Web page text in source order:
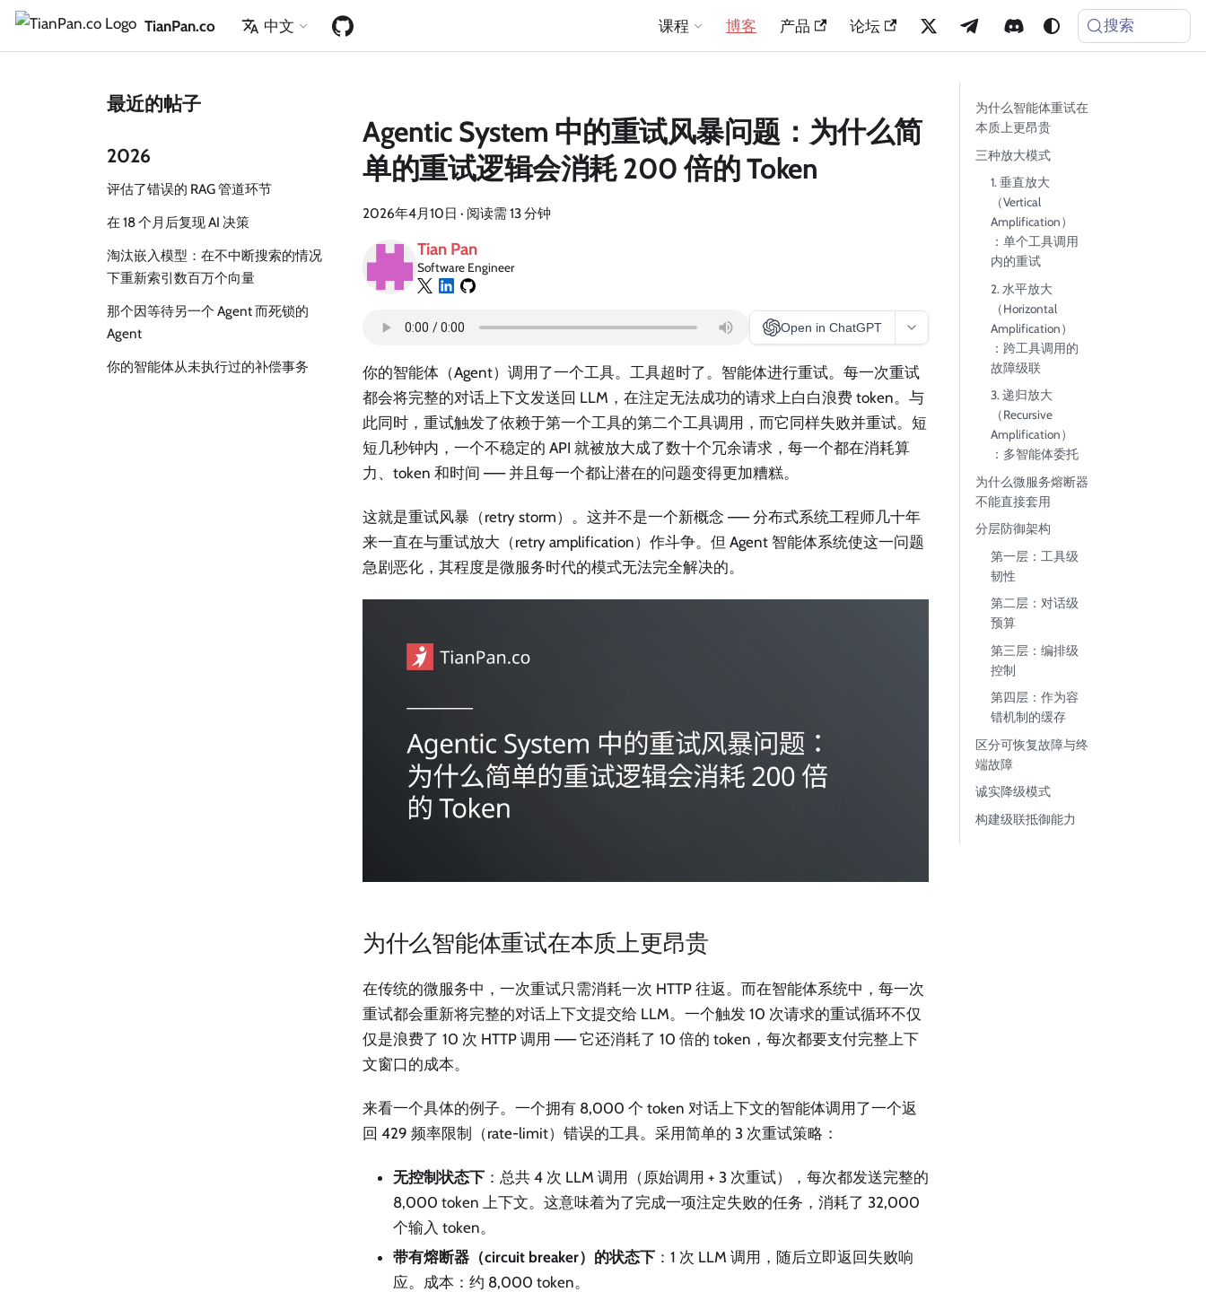
TianPan.co 中文 课程 博客 产品 论坛 搜索
最近的帖子
2026
评估了错误的 RAG 管道环节
在 18 个月后复现 AI 决策
淘汰嵌入模型：在不中断搜索的情况
下重新索引数百万个向量
那个因等待另一个 Agent 而死锁的
Agent
你的智能体从未执行过的补偿事务
Agentic System 中的重试风暴问题：为什么简
单的重试逻辑会消耗 200 倍的 Token
2026年4月10日 · 阅读需 13 分钟
Tian Pan
Software Engineer
Open in ChatGPT
你的智能体（Agent）调用了一个工具。工具超时了。智能体进行重试。每一次重试
都会将完整的对话上下文发送回 LLM，在注定无法成功的请求上白白浪费 token。与
此同时，重试触发了依赖于第一个工具的第二个工具调用，而它同样失败并重试。短
短几秒钟内，一个不稳定的 API 就被放大成了数十个冗余请求，每一个都在消耗算
力、token 和时间 —— 并且每一个都让潜在的问题变得更加糟糕。
这就是重试风暴（retry storm）。这并不是一个新概念 —— 分布式系统工程师几十年
来一直在与重试放大（retry amplification）作斗争。但 Agent 智能体系统使这一问题
急剧恶化，其程度是微服务时代的模式无法完全解决的。
为什么智能体重试在本质上更昂贵
在传统的微服务中，一次重试只需消耗一次 HTTP 往返。而在智能体系统中，每一次
重试都会重新将完整的对话上下文提交给 LLM。一个触发 10 次请求的重试循环不仅
仅是浪费了 10 次 HTTP 调用 —— 它还消耗了 10 倍的 token，每次都要支付完整上下
文窗口的成本。
来看一个具体的例子。一个拥有 8,000 个 token 对话上下文的智能体调用了一个返
回 429 频率限制（rate-limit）错误的工具。采用简单的 3 次重试策略：
无控制状态下 ：总共 4 次 LLM 调用（原始调用 + 3 次重试），每次都发送完整的
8,000 token 上下文。这意味着为了完成一项注定失败的任务，消耗了 32,000
个输入 token。
带有熔断器（circuit breaker）的状态下 ：1 次 LLM 调用，随后立即返回失败响
应。成本：约 8,000 token。
为什么智能体重试在
本质上更昂贵
三种放大模式
1. 垂直放大
（Vertical
Amplification）
：单个工具调用
内的重试
2. 水平放大
（Horizontal
Amplification）
：跨工具调用的
故障级联
3. 递归放大
（Recursive
Amplification）
：多智能体委托
为什么微服务熔断器
不能直接套用
分层防御架构
第一层：工具级
韧性
第二层：对话级
预算
第三层：编排级
控制
第四层：作为容
错机制的缓存
区分可恢复故障与终
端故障
诚实降级模式
构建级联抵御能力